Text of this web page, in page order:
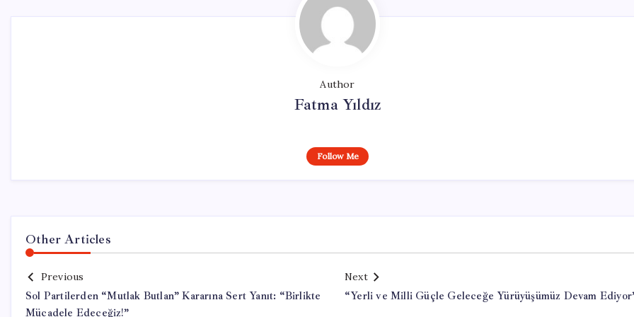
Author
Fatma Yıldız
Follow Me
Other Articles
Previous
Sol Partilerden “Mutlak Butlan” Kararına Sert Yanıt: “Birlikte
Mücadele Edeceğiz!”
Next
“Yerli ve Milli Güçle Geleceğe Yürüyüşümüz Devam